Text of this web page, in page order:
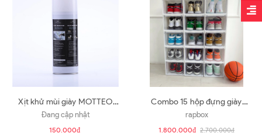
Xịt khử mùi giày MOTTEO
nano bạc hương Flona 400ml
Đang cập nhật
150.000₫
Combo 15 hộp đựng giày
RAPBOX Cửa mở nam châm |
màu trắng sữa
rapbox
1.800.000₫ 2.700.000₫